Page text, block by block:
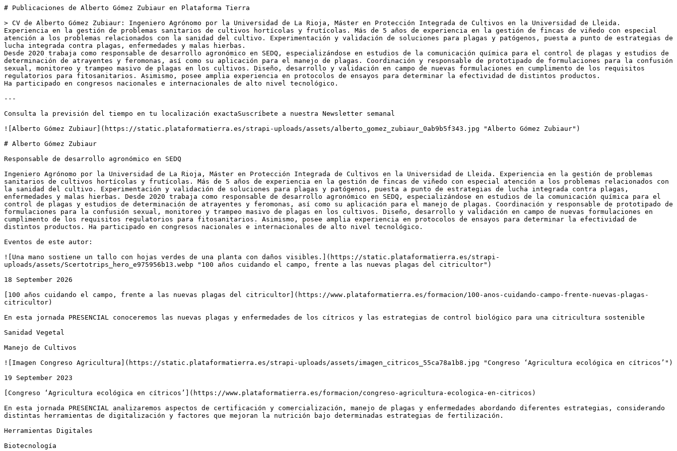
# Publicaciones de Alberto Gómez Zubiaur en Plataforma Tierra
> CV de Alberto Gómez Zubiaur: Ingeniero Agrónomo por la Universidad de La Rioja, Máster en Protección Integrada de Cultivos en la Universidad de Lleida.
Experiencia en la gestión de problemas sanitarios de cultivos hortícolas y frutícolas. Más de 5 años de experiencia en la gestión de fincas de viñedo con especial
atención a los problemas relacionados con la sanidad del cultivo. Experimentación y validación de soluciones para plagas y patógenos, puesta a punto de estrategias de
lucha integrada contra plagas, enfermedades y malas hierbas.
Desde 2020 trabaja como responsable de desarrollo agronómico en SEDQ, especializándose en estudios de la comunicación química para el control de plagas y estudios de
determinación de atrayentes y feromonas, así como su aplicación para el manejo de plagas. Coordinación y responsable de prototipado de formulaciones para la confusión
sexual, monitoreo y trampeo masivo de plagas en los cultivos. Diseño, desarrollo y validación en campo de nuevas formulaciones en cumplimento de los requisitos
regulatorios para fitosanitarios. Asimismo, posee amplia experiencia en protocolos de ensayos para determinar la efectividad de distintos productos.
Ha participado en congresos nacionales e internacionales de alto nivel tecnológico.
---
Consulta la previsión del tiempo en tu localización exactaSuscríbete a nuestra Newsletter semanal
![Alberto Gómez Zubiaur](https://static.plataformatierra.es/strapi-uploads/assets/alberto_gomez_zubiaur_0ab9b5f343.jpg "Alberto Gómez Zubiaur")
# Alberto Gómez Zubiaur
Responsable de desarrollo agronómico en SEDQ
Ingeniero Agrónomo por la Universidad de La Rioja, Máster en Protección Integrada de Cultivos en la Universidad de Lleida. Experiencia en la gestión de problemas
sanitarios de cultivos hortícolas y frutícolas. Más de 5 años de experiencia en la gestión de fincas de viñedo con especial atención a los problemas relacionados con
la sanidad del cultivo. Experimentación y validación de soluciones para plagas y patógenos, puesta a punto de estrategias de lucha integrada contra plagas,
enfermedades y malas hierbas. Desde 2020 trabaja como responsable de desarrollo agronómico en SEDQ, especializándose en estudios de la comunicación química para el
control de plagas y estudios de determinación de atrayentes y feromonas, así como su aplicación para el manejo de plagas. Coordinación y responsable de prototipado de
formulaciones para la confusión sexual, monitoreo y trampeo masivo de plagas en los cultivos. Diseño, desarrollo y validación en campo de nuevas formulaciones en
cumplimento de los requisitos regulatorios para fitosanitarios. Asimismo, posee amplia experiencia en protocolos de ensayos para determinar la efectividad de
distintos productos. Ha participado en congresos nacionales e internacionales de alto nivel tecnológico.
Eventos de este autor:
![Una mano sostiene un tallo con hojas verdes de una planta con daños visibles.](https://static.plataformatierra.es/strapi-
uploads/assets/Scertotrips_hero_e975956b13.webp "100 años cuidando el campo, frente a las nuevas plagas del citricultor")
18 September 2026
[100 años cuidando el campo, frente a las nuevas plagas del citricultor](https://www.plataformatierra.es/formacion/100-anos-cuidando-campo-frente-nuevas-plagas-
citricultor)
En esta jornada PRESENCIAL conoceremos las nuevas plagas y enfermedades de los cítricos y las estrategias de control biológico para una citricultura sostenible
Sanidad Vegetal
Manejo de Cultivos
![Imagen Congreso Agricultura](https://static.plataformatierra.es/strapi-uploads/assets/imagen_citricos_55ca78a1b8.jpg "Congreso ‘Agricultura ecológica en cítricos’")
19 September 2023
[Congreso ‘Agricultura ecológica en cítricos’](https://www.plataformatierra.es/formacion/congreso-agricultura-ecologica-en-citricos)
En esta jornada PRESENCIAL analizaremos aspectos de certificación y comercialización, manejo de plagas y enfermedades abordando diferentes estrategias, considerando
distintas herramientas de digitalización y factores que mejoran la nutrición bajo determinadas estrategias de fertilización.
Herramientas Digitales
Biotecnología